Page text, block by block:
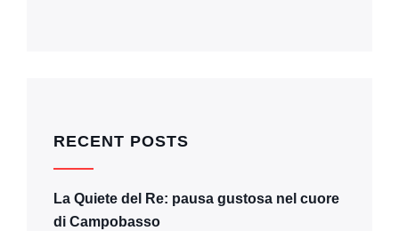
RECENT POSTS
La Quiete del Re: pausa gustosa nel cuore
di Campobasso